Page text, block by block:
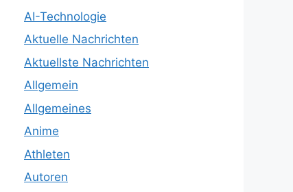
AI-Technologie
Aktuelle Nachrichten
Aktuellste Nachrichten
Allgemein
Allgemeines
Anime
Athleten
Autoren